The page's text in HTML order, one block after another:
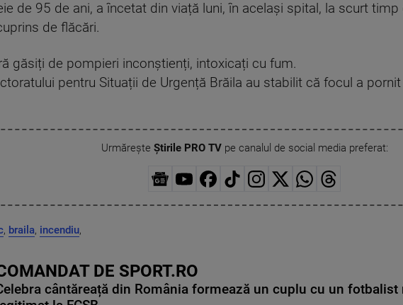
de 95 de ani, a încetat din viață luni, în același spital, la scurt
de flăcări.
găsiți de pompieri inconștienți, intoxicați cu fum.
pentru Situații de Urgență Brăila au stabilit că focul a
Urmărește Știrile PRO TVpe canalul de social media preferat:
, braila, incendiu,
DE SPORT.RO
Celebra cântăreață din România formează un cuplu cu un